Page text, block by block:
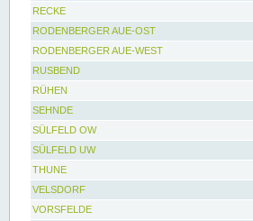
RECKE
RODENBERGER AUE-OST
RODENBERGER AUE-WEST
RUSBEND
RÜHEN
SEHNDE
SÜLFELD OW
SÜLFELD UW
THUNE
VELSDORF
VORSFELDE